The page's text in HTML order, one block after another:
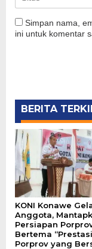
Simpan nama,
ini untuk komentar
BERITA
KONI Konawe
Anggota,
Persiapan
Bertema
Porprov yang